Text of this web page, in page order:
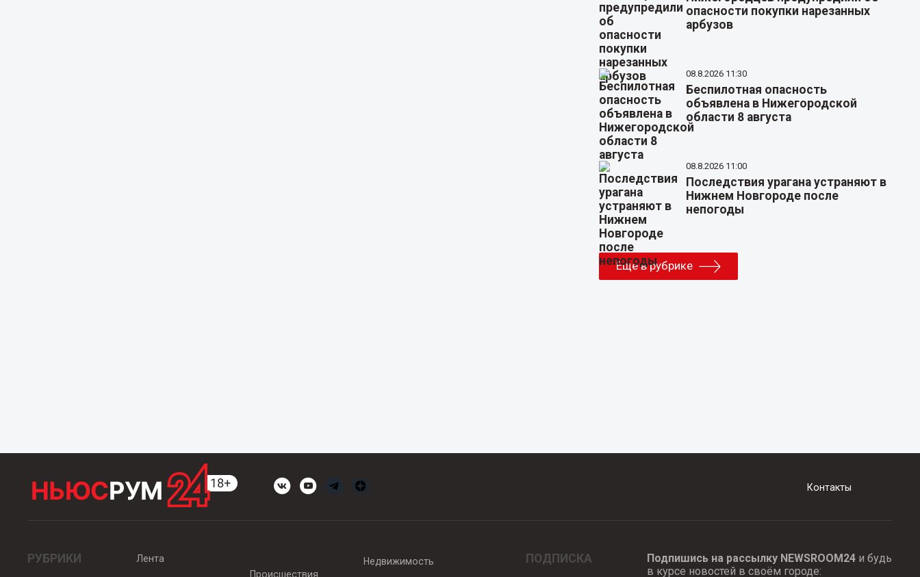
опасности покупки нарезанных
арбузов
08.8.2026 11:30
Беспилотная опасность
объявлена в Нижегородской
области 8 августа
08.8.2026 11:00
Последствия урагана устраняют в
Нижнем Новгороде после
непогоды
Еще в рубрике
Контакты
РУБРИКИ
Лента
Происшествия
Недвижимость ПОДПИСКА Подпишись на рассылку NEWSROOM24и будь
в курсе новостей в своём городе: